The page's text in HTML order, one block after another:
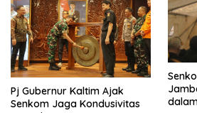
Pj Gubernur Kaltim Ajak
Senkom Jaga Kondusivitas